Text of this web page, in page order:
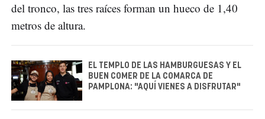
del tronco, las tres raíces forman un hueco de 1,40
metros de altura.
EL TEMPLO DE LAS HAMBURGUESAS Y EL
BUEN COMER DE LA COMARCA DE
PAMPLONA: "AQUÍ VIENES A DISFRUTAR"